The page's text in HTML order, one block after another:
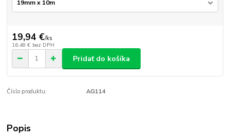
19,94 €/ks
16,48 € bez DPH
Pridať do košíka
Číslo produktu: AG114
Popis